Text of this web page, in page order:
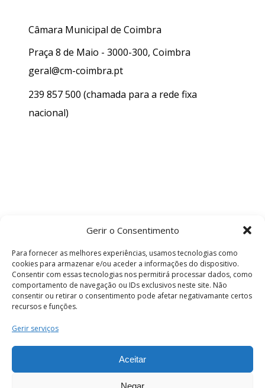
Gerir o Consentimento
Para fornecer as melhores experiências, usamos tecnologias como
cookies para armazenar e/ou aceder a informações do dispositivo.
Consentir com essas tecnologias nos permitirá processar dados, como
comportamento de navegação ou IDs exclusivos neste site. Não
consentir ou retirar o consentimento pode afetar negativamante certos
recursos e funções.
Gerir serviços
Aceitar
Negar
Câmara Municipal de Coimbra
Praça 8 de Maio - 3000-300, Coimbra
geral@cm-coimbra.pt
239 857 500 (chamada para a rede fixa
nacional)
Termos e Condições
os direitos reservados.